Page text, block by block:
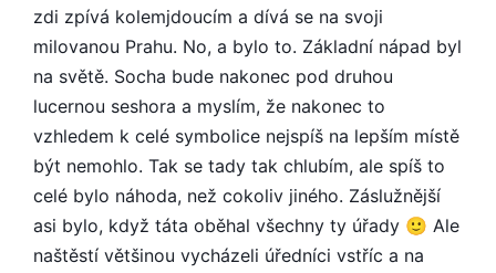
zdi zpívá kolemjdoucím a dívá se na svoji
milovanou Prahu. No, a bylo to. Základní nápad byl
na světě. Socha bude nakonec pod druhou
lucernou seshora a myslím, že nakonec to
vzhledem k celé symbolice nejspíš na lepším místě
být nemohlo. Tak se tady tak chlubím, ale spíš to
celé bylo náhoda, než cokoliv jiného. Záslužnější
asi bylo, když táta oběhal všechny ty úřady 🙂 Ale
naštěstí většinou vycházeli úředníci vstříc a na